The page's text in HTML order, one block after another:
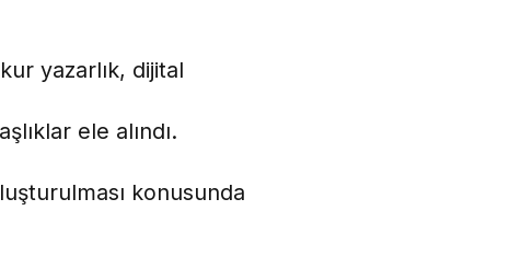
yazarlık, dijital
ele alındı.
konusunda